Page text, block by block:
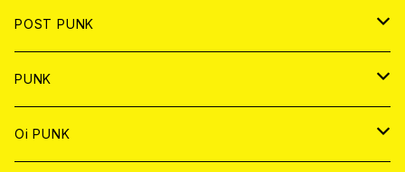
DIGITAL CONTENTS
ANALOG
JAPAN
CD
ANALOG
WORLD
CD
POST PUNK
CD
JAPAN
ANALOG
PUNK
JAPAN
Oi PUNK